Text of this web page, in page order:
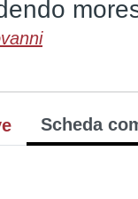
Scheda